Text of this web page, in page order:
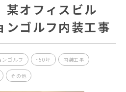
オフィスビル
ンゴルフ内装工事
ンゴルフ ~50坪 内装工事
その他